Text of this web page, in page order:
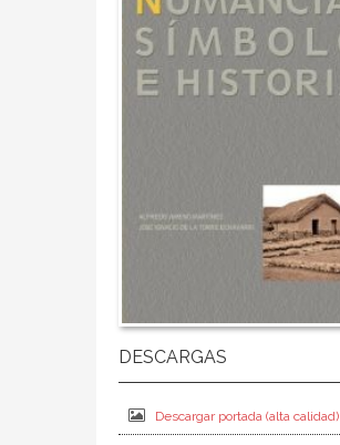
Descargar portada (alta calidad)